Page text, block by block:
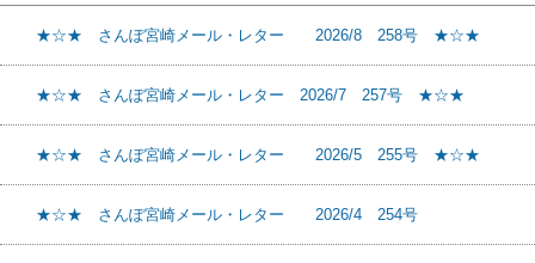
★☆★ さんぽ宮崎メール・レター 2026/8 258号 ★☆★
★☆★ さんぽ宮崎メール・レター 2026/7 257号 ★☆★
★☆★ さんぽ宮崎メール・レター 2026/5 255号 ★☆★
★☆★ さんぽ宮崎メール・レター 2026/4 254号